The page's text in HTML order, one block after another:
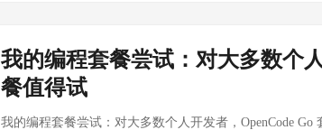
Improves Anonymous/Unnamed Pipe Performance For
要保障？ 来源： Konrad Reiche Blog | 时间：2026-06 一
章引发开发者社区热议。作者指出，很多 Go 代码中存
我的编程套餐尝试：对大多数个
餐值得试
我的编程套餐尝试：对大多数个人开发者，OpenCode